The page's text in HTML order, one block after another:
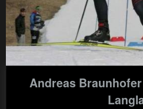
Andreas